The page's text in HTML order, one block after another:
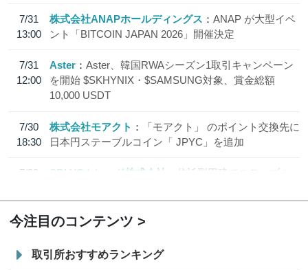
7/31
13:00
株式会社ANAPホールディングス
ANAP が大型イベ
ント「BITCOIN JAPAN 2026」開催決定
7/31
12:00
Aster
Aster、韓国RWAシーズン1取引キャンペーン
を開始 $SKHYNIX・$SAMSUNG対象、賞金総額
10,000 USDT
7/30
18:30
株式会社モアクト
「モアクト」 のポイント交換先に
日本円ステーブルコイン「 JPYC」を追加
7/29
SBI VCトレード株式会社
信託型円建てステーブル
今注目のコンテンツ
取引所おすすめランキング